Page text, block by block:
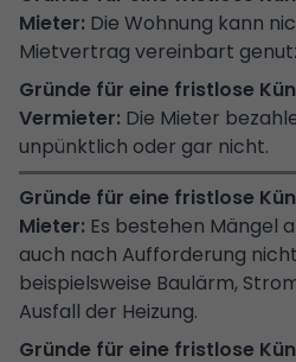
Die Wohnung kann
Mietvertrag vereinbart
Die Mieter
unpünktlich oder gar nicht.
Es bestehen Mängel
auch nach Aufforderung
beispielsweise Baulärm,
Ausfall der Heizung.